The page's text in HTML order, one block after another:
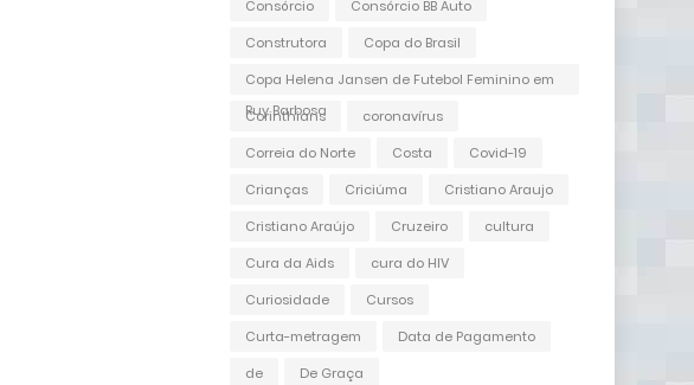
Consórcio
Consórcio BB Auto
Construtora
Copa do Brasil
Copa Helena Jansen de Futebol Feminino em
Ruy Barbosa
Corinthians
coronavírus
Correia do Norte
Costa
Covid-19
Crianças
Criciúma
Cristiano Araujo
Cristiano Araújo
Cruzeiro
cultura
Cura da Aids
cura do HIV
Curiosidade
Cursos
Curta-metragem
Data de Pagamento
de
De Graça